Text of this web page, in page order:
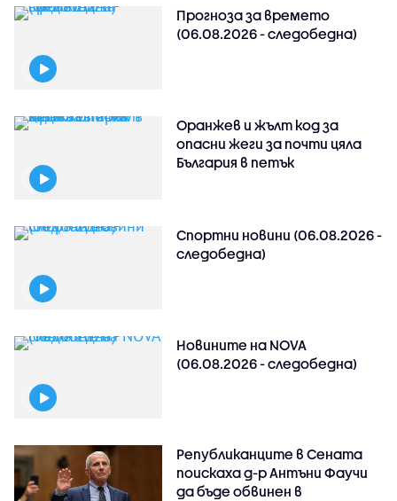
Прогноза за времето
(06.08.2026 - следобедна)
Оранжев и жълт код за
опасни жеги за почти цяла
България в петък
Спортни новини (06.08.2026 -
следобедна)
Новините на NOVA
(06.08.2026 - следобедна)
Републиканците в Сената
поискаха д-р Антъни Фаучи
да бъде обвинен в